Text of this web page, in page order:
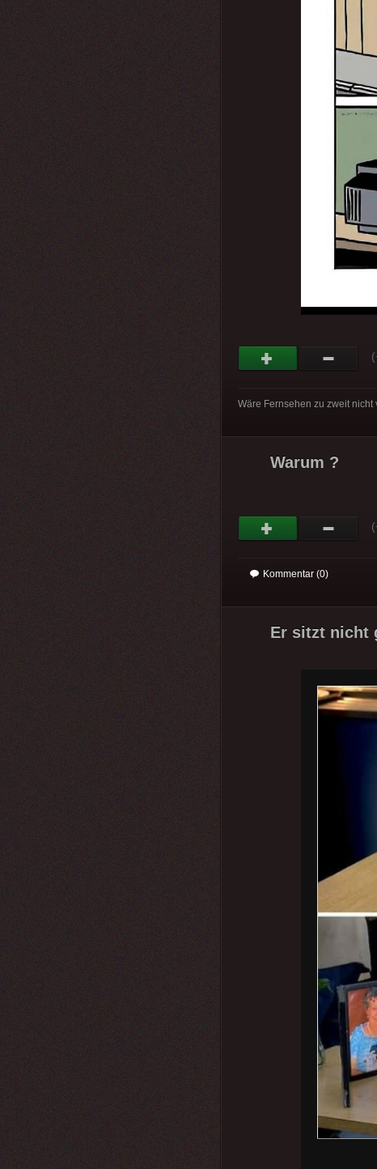
(
Wäre Fernsehen zu zweit nicht
Warum ?
Kommentar (0)
Er sitzt nicht